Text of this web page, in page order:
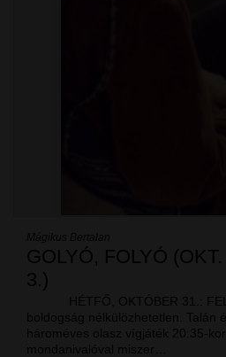
Mágikus Bertalan
GOLYÓ, FOLYÓ
3.)
HÉTFŐ, OKTÓBER 31.:
boldogság nélkülözhetetlen. Talán
hároméves olasz vígjáték 20:35-
mondanivalóval miszer…